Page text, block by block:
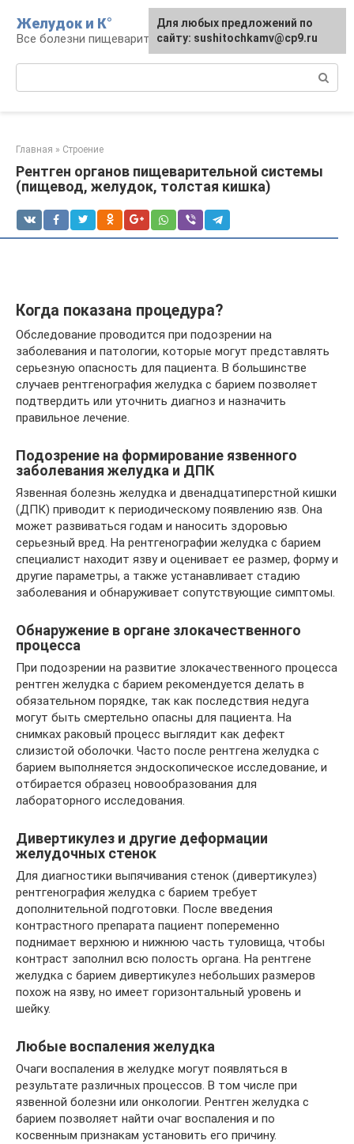
контенту
Желудок и К°
Все болезни пищеварительной системы
Главная » Строение
Рентген органов пищеварительной системы
(пищевод, желудок, толстая кишка)
Когда показана процедура?
Обследование проводится при подозрении на
заболевания и патологии, которые могут представлять
серьезную опасность для пациента. В большинстве
случаев рентгенография желудка с барием позволяет
подтвердить или уточнить диагноз и назначить
правильное лечение.
Подозрение на формирование язвенного
заболевания желудка и ДПК
Язвенная болезнь желудка и двенадцатиперстной кишки
(ДПК) приводит к периодическому появлению язв. Она
может развиваться годам и наносить здоровью
серьезный вред. На рентгенографии желудка с барием
специалист находит язву и оценивает ее размер, форму и
другие параметры, а также устанавливает стадию
заболевания и обнаруживает сопутствующие симптомы.
Обнаружение в органе злокачественного
процесса
При подозрении на развитие злокачественного процесса
рентген желудка с барием рекомендуется делать в
обязательном порядке, так как последствия недуга
могут быть смертельно опасны для пациента. На
снимках раковый процесс выглядит как дефект
слизистой оболочки. Часто после рентгена желудка с
барием выполняется эндоскопическое исследование, и
отбирается образец новообразования для
лабораторного исследования.
Дивертикулез и другие деформации
желудочных стенок
Для диагностики выпячивания стенок (дивертикулез)
рентгенография желудка с барием требует
дополнительной подготовки. После введения
контрастного препарата пациент попеременно
поднимает верхнюю и нижнюю часть туловища, чтобы
контраст заполнил всю полость органа. На рентгене
желудка с барием дивертикулез небольших размеров
похож на язву, но имеет горизонтальный уровень и
шейку.
Любые воспаления желудка
Очаги воспаления в желудке могут появляться в
результате различных процессов. В том числе при
язвенной болезни или онкологии. Рентген желудка с
барием позволяет найти очаг воспаления и по
косвенным признакам установить его причину.
Для любых предложений по
сайту: podgeludka@cp9.ru
Для любых предложений по
сайту: sushitochkamv@cp9.ru